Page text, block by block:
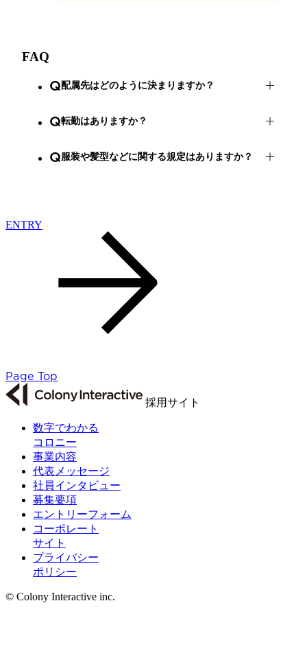
FAQ
配属先はどのように決まりますか？
転勤はありますか？
服装や髪型などに関する規定はありますか？
ENTRY
Page Top
採用サイト
数字でわかる
コロニー
事業内容
代表メッセージ
社員インタビュー
募集要項
エントリーフォーム
コーポレート
サイト
プライバシー
ポリシー
© Colony Interactive inc.